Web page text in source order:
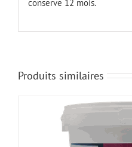
conserve 12 mois.
Produits similaires